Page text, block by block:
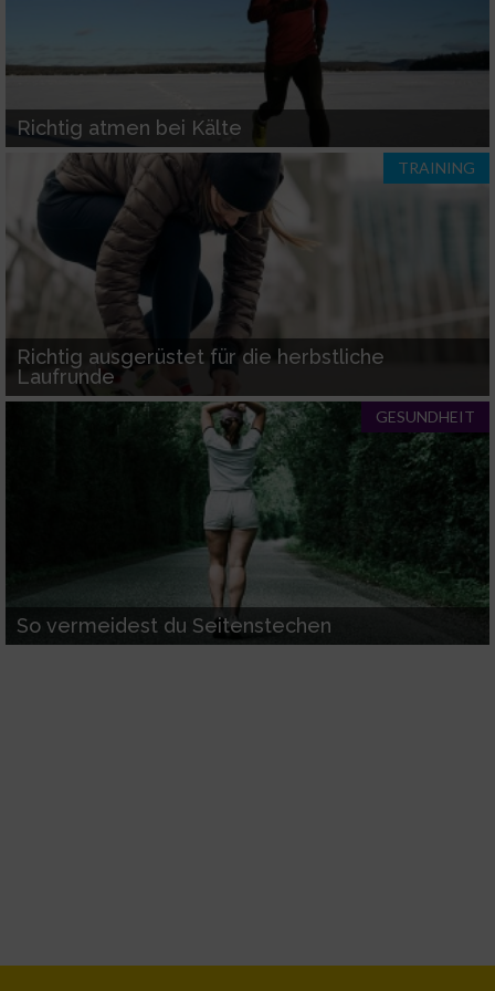
Richtig atmen bei Kälte
TRAINING
Richtig ausgerüstet für die herbstliche
Laufrunde
GESUNDHEIT
So vermeidest du Seitenstechen
Verwendung reduzierter Daten zur Auswahl
IAB-Besonderheiten:
Verwendung genauer Standortdaten
Geräte anhand von aktiv angeforderten
Informationen identifizieren
Nicht-IAB-Verarbeitungszwecke:
Notwendig
Performance